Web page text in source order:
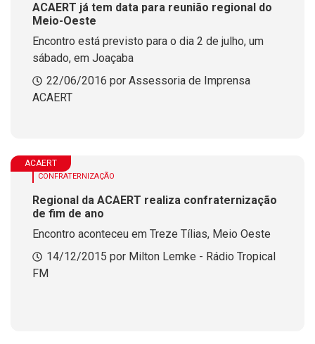
ACAERT já tem data para reunião regional do
Meio-Oeste
Encontro está previsto para o dia 2 de julho, um
sábado, em Joaçaba
22/06/2016 por Assessoria de Imprensa
ACAERT
ACAERT
CONFRATERNIZAÇÃO
Regional da ACAERT realiza confraternização
de fim de ano
Encontro aconteceu em Treze Tílias, Meio Oeste
14/12/2015 por Milton Lemke - Rádio Tropical
FM